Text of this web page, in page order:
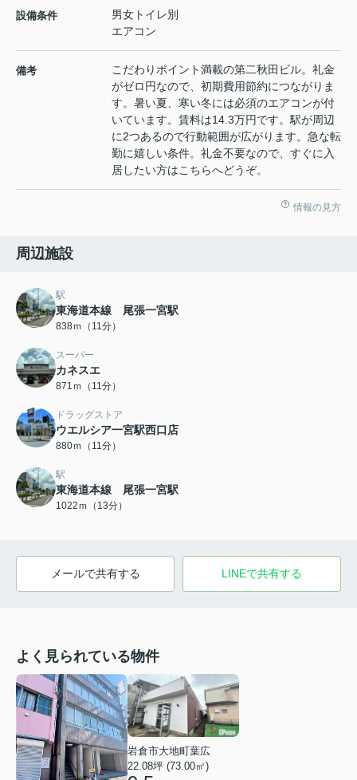
設備条件
男女トイレ別
エアコン
備考
こだわりポイント満載の第二秋田ビル。礼金
がゼロ円なので、初期費用節約につながりま
す。暑い夏、寒い冬には必須のエアコンが付
いています。賃料は14.3万円です。駅が周辺
に2つあるので行動範囲が広がります。急な転
勤に嬉しい条件。礼金不要なので、すぐに入
居したい方はこちらへどうぞ。
情報の見方
周辺施設
駅
東海道本線 尾張一宮駅
838ｍ（11分）
スーパー
カネスエ
871ｍ（11分）
ドラッグストア
ウエルシア一宮駅西口店
880ｍ（11分）
駅
東海道本線 尾張一宮駅
1022ｍ（13分）
メールで共有する LINEで共有する
よく見られている物件
岩倉市大地町葉広
22.08坪 (73.00㎡)